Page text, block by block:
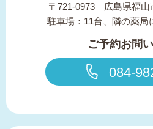
〒721-0973 広島県福山
駐車場：11台、隣の薬局
ご予約お問
084-